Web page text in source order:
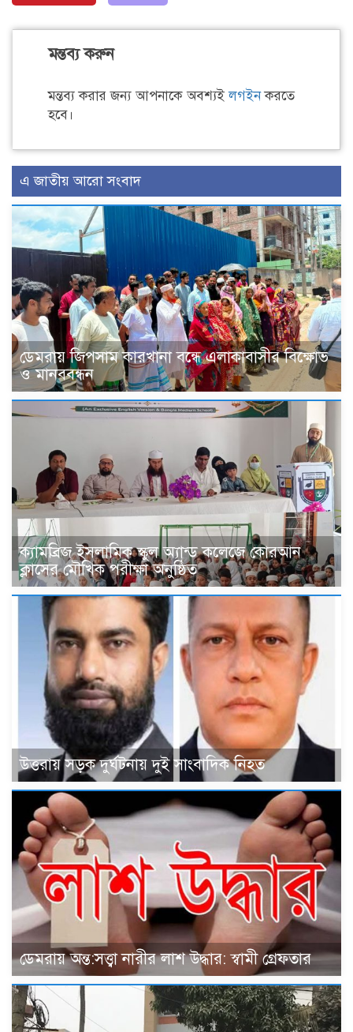
মন্তব্য করুন
মন্তব্য করার জন্য আপনাকে অবশ্যইলগইনকরতে
হবে।
এ জাতীয় আরো সংবাদ
ডেমরায় জিপসাম কারখানা বন্ধে এলাকাবাসীর বিক্ষোভ
ও মানববন্ধন
ক্যামব্রিজ ইসলামিক স্কুল অ্যান্ড কলেজে কোরআন
ক্লাসের মৌখিক পরীক্ষা অনুষ্ঠিত
উত্তরায় সড়ক দুর্ঘটনায় দুই সাংবাদিক নিহত
ডেমরায় অন্ত:সত্ত্বা নারীর লাশ উদ্ধার: স্বামী গ্রেফতার